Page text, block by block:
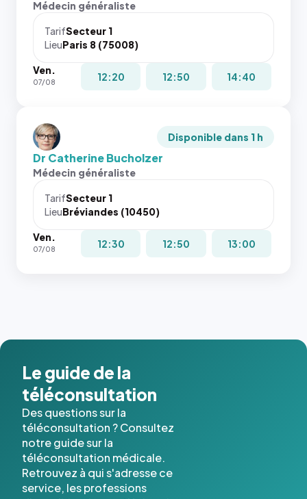
Médecin généraliste
TarifSecteur 1
LieuParis 8 (75008)
Ven.
07/08 12:20 12:50 14:40
Disponible dans 1 h
Dr Catherine Bucholzer
Médecin généraliste
TarifSecteur 1
LieuBréviandes (10450)
Ven.
07/08 12:30 12:50 13:00
Le guide de la
téléconsultation
Des questions sur la
téléconsultation ? Consultez
notre guide sur la
téléconsultation médicale.
Retrouvez à qui s'adresse ce
service, les professions